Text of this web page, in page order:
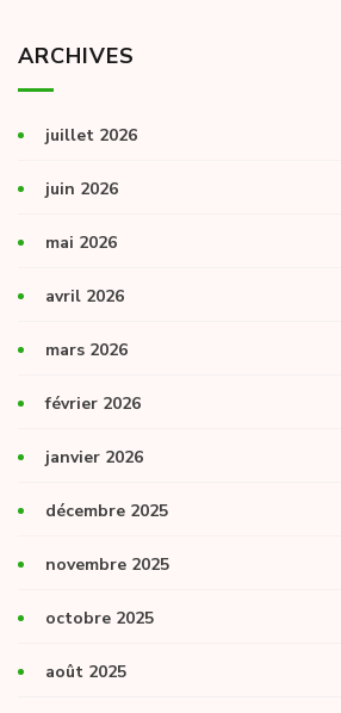
ARCHIVES
juillet 2026
juin 2026
mai 2026
avril 2026
mars 2026
février 2026
janvier 2026
décembre 2025
novembre 2025
octobre 2025
août 2025